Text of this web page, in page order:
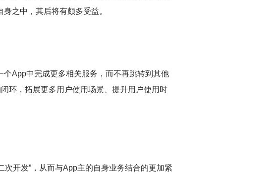
之中，其后将有颇多受益。
App中完成更多相关服务，而不再跳转到其他
环，拓展更多用户使用场景、提升用户使用时
开发”，从而与App主的自身业务结合的更加紧